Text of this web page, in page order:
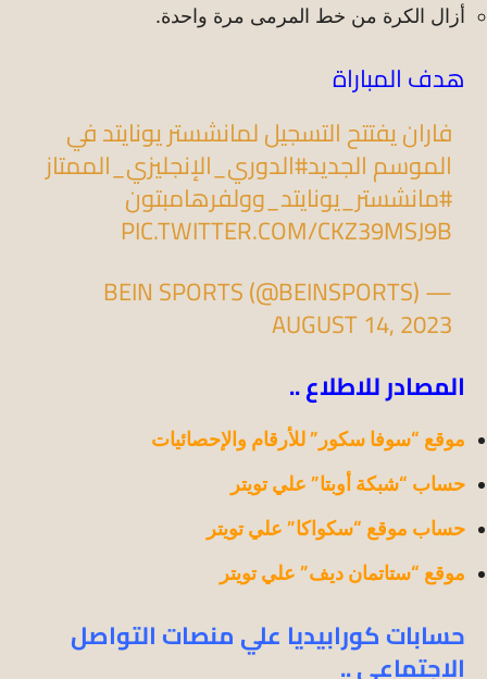
أزال الكرة من خط المرمى مرة واحدة.
هدف المباراة
فاران يفتتح التسجيل لمانشستر يونايتد في
الموسم الجديد#الدوري_الإنجليزي_الممتاز
#مانشستر_يونايتد_وولفرهامبتون
PIC.TWITTER.COM/CKZ39MSJ9B
— BEIN SPORTS (@BEINSPORTS)
AUGUST 14, 2023
المصادر للاطلاع ..
موقع “سوفا سكور” للأرقام والإحصائيات
حساب “شبكة أوبتا” علي تويتر
حساب موقع “سكواكا” علي تويتر
موقع “ستاتمان ديف” علي تويتر
حسابات كورابيديا علي منصات التواصل
الاجتماعي ..